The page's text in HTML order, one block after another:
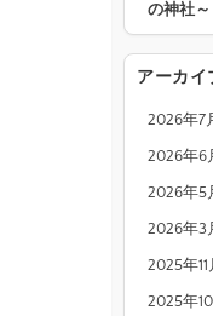
の神社～
アーカイ
2026年7
2026年6
2026年5
2026年3
2025年11
2025年